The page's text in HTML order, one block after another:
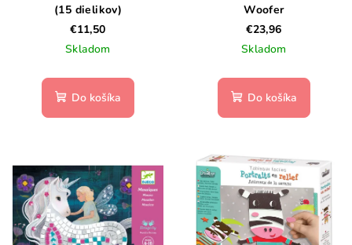
(15 dielikov)
€11,50
Skladom
Do košíka
Woofer
€23,96
Skladom
Do košíka